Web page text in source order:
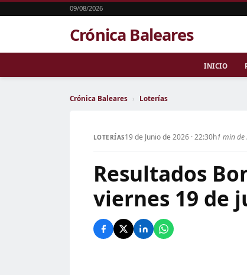
09/08/2026
Crónica Baleares
INICIO
Crónica Baleares › Loterías
LOTERÍAS19 de Junio de 2026 · 22:30h1 min de
Resultados
viernes 19 de